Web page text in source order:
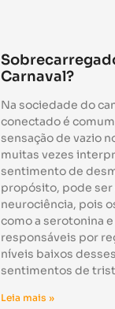
Carnaval?
Na sociedade do
conectado é
sensação de vazio
muitas vezes
sentimento de
propósito, pode ser
neurociência, pois
como a serotonina
responsáveis por
níveis baixos
sentimentos de
Leia mais »